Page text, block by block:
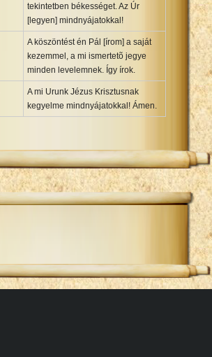
tekintetben békességet. Az Úr
[legyen] mindnyájatokkal!
A köszöntést én Pál [írom] a saját
kezemmel, a mi ismertetõ jegye
minden levelemnek. Így írok.
A mi Urunk Jézus Krisztusnak
kegyelme mindnyájatokkal! Ámen.